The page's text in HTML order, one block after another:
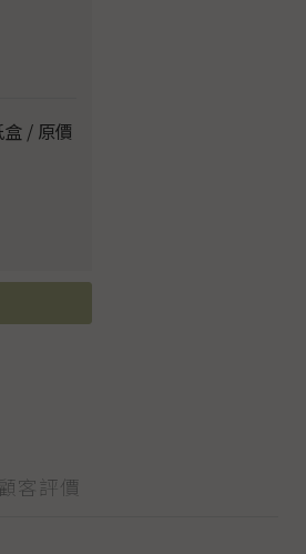
/ 原價
客評價